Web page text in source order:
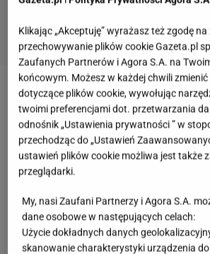
Klikając „Akceptuję” wyrażasz też zgodę
przechowywanie plików cookie Gazeta.pl
Zaufanych Partnerów i Agora S.A. na
końcowym. Możesz w każdej chwili
dotyczące plików cookie, wywołując
twoimi preferencjami dot. przetwarzania
odnośnik „Ustawienia prywatności ” w
przechodząc do „Ustawień
ustawień plików cookie możliwa jest także
przeglądarki.
My, nasi Zaufani Partnerzy i Agora S.A.
dane osobowe w następujących celach:
Użycie dokładnych danych
skanowanie charakterystyki urządzenia